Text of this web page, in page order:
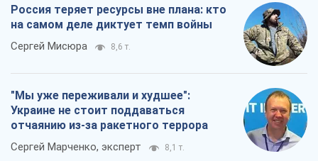
Россия теряет ресурсы вне плана: кто
на самом деле диктует темп войны
Сергей Мисюра 8,6 т.
"Мы уже переживали и худшее":
Украине не стоит поддаваться
отчаянию из-за ракетного террора
Сергей Марченко, эксперт 8,1 т.